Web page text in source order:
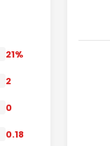
21%
2
0
0.18